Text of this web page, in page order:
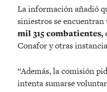
La información añadió
siniestros se
mil 315 combatientes,
Conafor y otras
“Además, la comisión
intenta sumarse